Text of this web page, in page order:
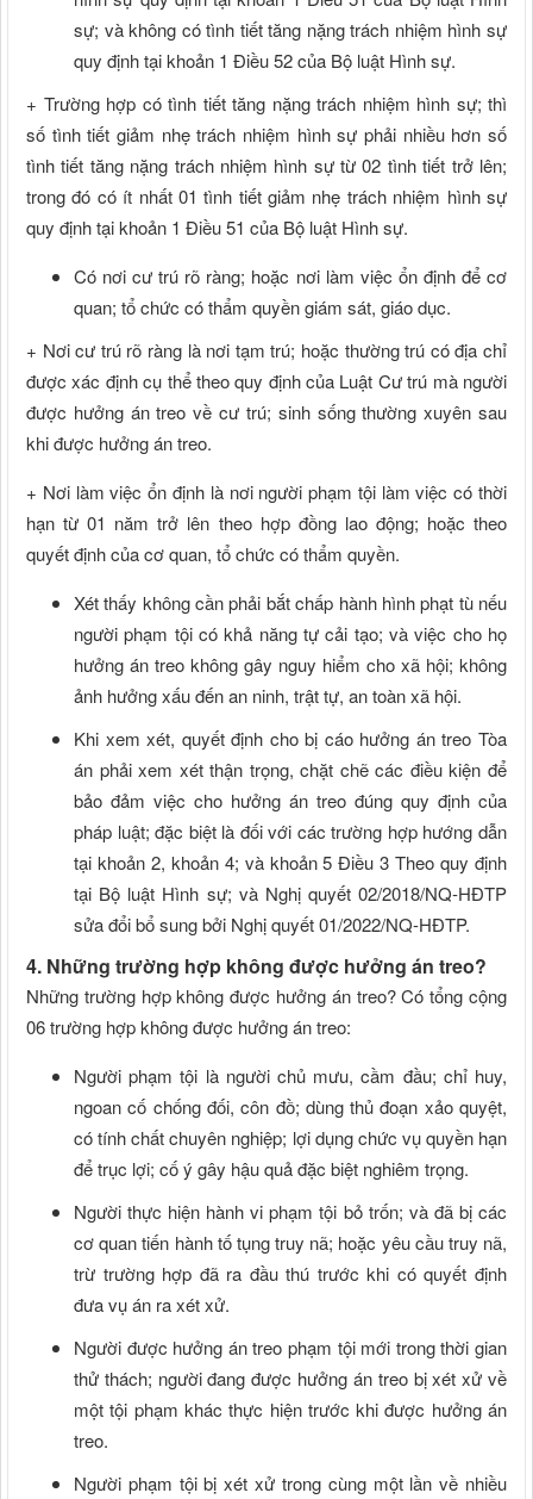
sự; và không có tình tiết tăng nặng trách nhiệm hình sự
quy định tại khoản 1 Điều 52 của Bộ luật Hình sự.
+ Trường hợp có tình tiết tăng nặng trách nhiệm hình sự; thì
số tình tiết giảm nhẹ trách nhiệm hình sự phải nhiều hơn số
tình tiết tăng nặng trách nhiệm hình sự từ 02 tình tiết trở lên;
trong đó có ít nhất 01 tình tiết giảm nhẹ trách nhiệm hình sự
quy định tại khoản 1 Điều 51 của Bộ luật Hình sự.
Có nơi cư trú rõ ràng; hoặc nơi làm việc ổn định để cơ
quan; tổ chức có thẩm quyền giám sát, giáo dục.
+ Nơi cư trú rõ ràng là nơi tạm trú; hoặc thường trú có địa chỉ
được xác định cụ thể theo quy định của Luật Cư trú mà người
được hưởng án treo về cư trú; sinh sống thường xuyên sau
khi được hưởng án treo.
+ Nơi làm việc ổn định là nơi người phạm tội làm việc có thời
hạn từ 01 năm trở lên theo hợp đồng lao động; hoặc theo
quyết định của cơ quan, tổ chức có thẩm quyền.
Xét thấy không cần phải bắt chấp hành hình phạt tù nếu
người phạm tội có khả năng tự cải tạo; và việc cho họ
hưởng án treo không gây nguy hiểm cho xã hội; không
ảnh hưởng xấu đến an ninh, trật tự, an toàn xã hội.
Khi xem xét, quyết định cho bị cáo hưởng án treo Tòa
án phải xem xét thận trọng, chặt chẽ các điều kiện để
bảo đảm việc cho hưởng án treo đúng quy định của
pháp luật; đặc biệt là đối với các trường hợp hướng dẫn
tại khoản 2, khoản 4; và khoản 5 Điều 3 Theo quy định
tại Bộ luật Hình sự; và Nghị quyết 02/2018/NQ-HĐTP
sửa đổi bổ sung bởi Nghị quyết 01/2022/NQ-HĐTP.
4. Những trường hợp không được hưởng án treo?
Những trường hợp không được hưởng án treo? Có tổng cộng
06 trường hợp không được hưởng án treo:
Người phạm tội là người chủ mưu, cầm đầu; chỉ huy,
ngoan cố chống đối, côn đồ; dùng thủ đoạn xảo quyệt,
có tính chất chuyên nghiệp; lợi dụng chức vụ quyền hạn
để trục lợi; cố ý gây hậu quả đặc biệt nghiêm trọng.
Người thực hiện hành vi phạm tội bỏ trốn; và đã bị các
cơ quan tiến hành tố tụng truy nã; hoặc yêu cầu truy nã,
trừ trường hợp đã ra đầu thú trước khi có quyết định
đưa vụ án ra xét xử.
Người được hưởng án treo phạm tội mới trong thời gian
thử thách; người đang được hưởng án treo bị xét xử về
một tội phạm khác thực hiện trước khi được hưởng án
treo.
Người phạm tội bị xét xử trong cùng một lần về nhiều